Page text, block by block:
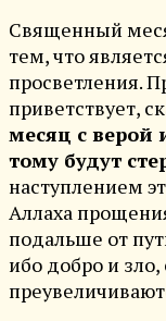
Священный
тем, что
просветления.
приветствует,
месяц с
тому будут
наступлением
Аллаха
подальше от
ибо добро и